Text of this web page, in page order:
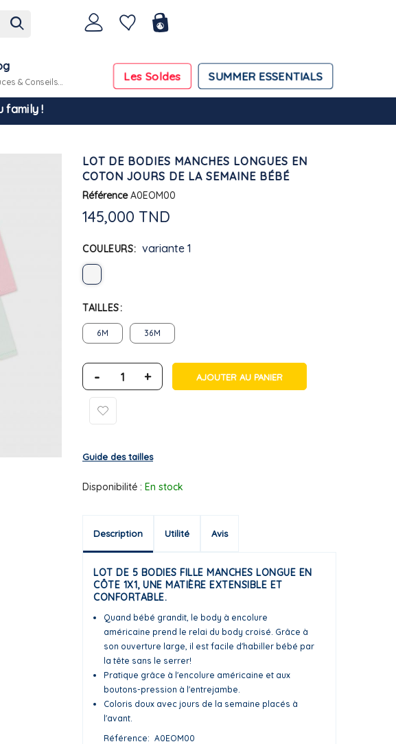
SUMMER ESSENTIALS
Les Soldes
& Conseils...
family !
(hors promo)
LOT DE BODIES MANCHES LONGUES EN
COTON JOURS DE LA SEMAINE BÉBÉ
Référence A0EOM00
145,000 TND
COULEURS variante 1
TAILLES
6M 36M
- + AJOUTER AU PANIER
Guide des tailles
Disponibilité : En stock
Description Utilité Avis
LOT DE 5 BODIES FILLE MANCHES LONGUE EN
CÔTE 1X1, UNE MATIÈRE EXTENSIBLE ET
CONFORTABLE.
Quand bébé grandit, le body à encolure
américaine prend le relai du body croisé. Grâce à
son ouverture large, il est facile d'habiller bébé par
la tête sans le serrer!
Pratique grâce à l'encolure américaine et aux
boutons-pression à l'entrejambe.
Coloris doux avec jours de la semaine placés à
l'avant.
Référence
A0EOM00